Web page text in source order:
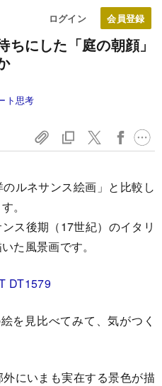
ログイン
にした「庭の朝顔」
ト思考
ルネサンス絵画」と比較し
。
ス後期（17世紀）のイタリ
た風景画です。
を見比べてみて、気がつく
にいまも実在する景色が描